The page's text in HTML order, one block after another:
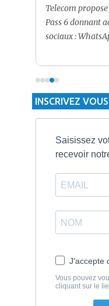
Telecom
Pass 6 donnant
sociaux :
5 Dh inclut 100
tandis que les
proposent
durées de
INSCRIVEZ
Saisissez
recevoir
J'accepte
Vous pouvez
cliquant sur le